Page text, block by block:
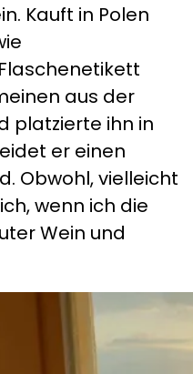
Kauft in Polen
aus der
platzierte ihn in
er einen
Obwohl, vielleicht
wenn ich die
Wein und